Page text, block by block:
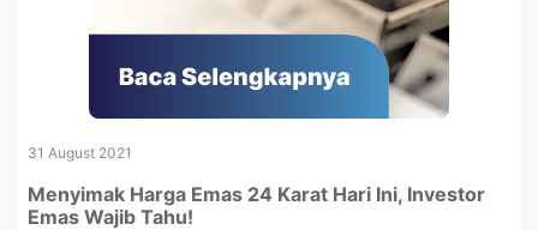
31 August 2021
Menyimak Harga Emas 24 Karat Hari Ini, Investor
Emas Wajib Tahu!